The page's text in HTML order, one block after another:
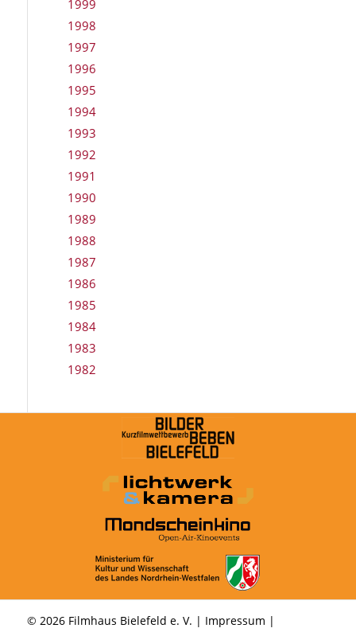
1999
1998
1997
1996
1995
1994
1993
1992
1991
1990
1989
1988
1987
1986
1985
1984
1983
1982
© 2026 Filmhaus Bielefeld e. V. | Impressum |